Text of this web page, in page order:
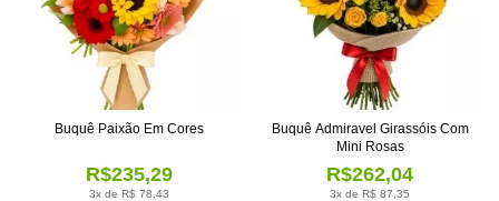
3x de R$ 78,43
R$235,29
Buquê Paixão Em Cores
3x de R$ 87,35
R$262,04
Buquê Admiravel Girassóis Com
Mini Rosas